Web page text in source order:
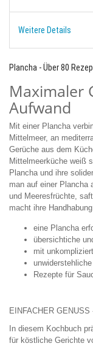
Weitere Details
Plancha - Über 80
Maximaler
Aufwand
Mit einer Plancha
Mittelmeer, an
Gerüche aus dem
Mittelmeerküche weiß
Plancha und ihre
man auf einer Plancha
und Meeresfrüchte,
macht ihre
eine Plancha
übersichtiche
mit
Rezepte für
EINFACHER GENUSS
In diesem Kochbuch
für köstliche Gerichte